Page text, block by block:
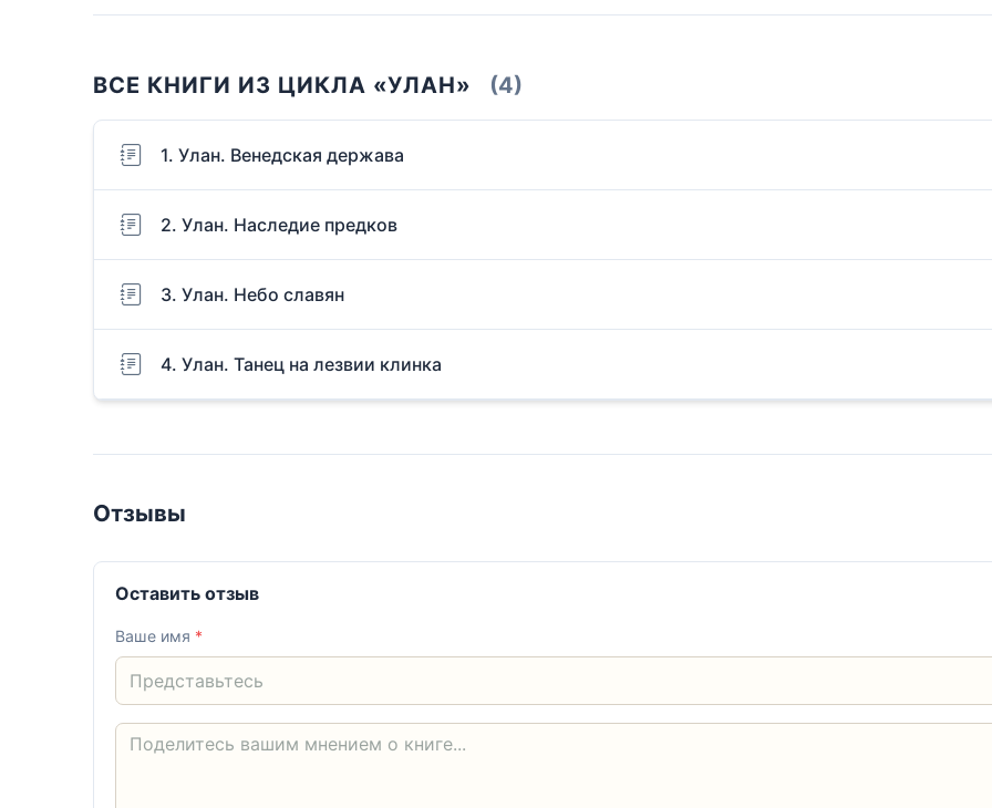
ВСЕ КНИГИ ИЗ ЦИКЛА «УЛАН» (4)
1. Улан. Венедская держава
2. Улан. Наследие предков
3. Улан. Небо славян
4. Улан. Танец на лезвии клинка
Отзывы
Оставить отзыв
Ваше имя *